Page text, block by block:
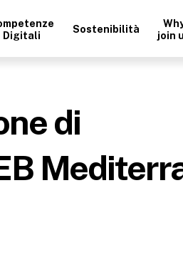
Digitali
Sostenibilità
join
di